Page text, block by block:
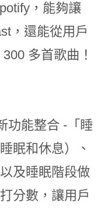
，能夠讓
，還能從用戶
多首歌曲！
功能整合 -「睡
眠和休息）、
及睡眠階段做
分數，讓用戶